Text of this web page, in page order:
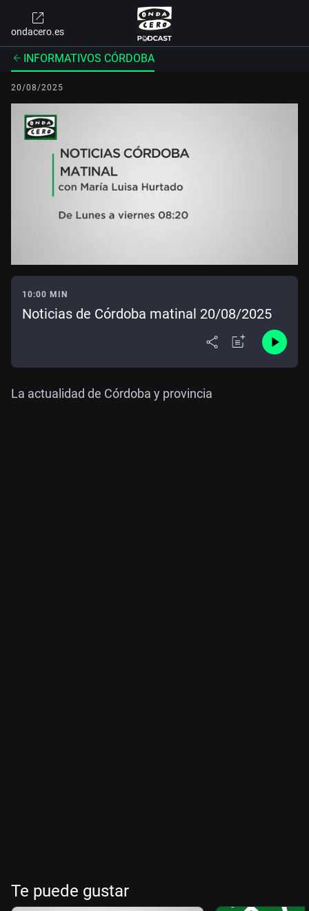
ondacero.es
INFORMATIVOS CÓRDOBA
20/08/2025
10:00 MIN
Noticias de Córdoba matinal 20/08/2025
La actualidad de Córdoba y provincia
Te puede gustar